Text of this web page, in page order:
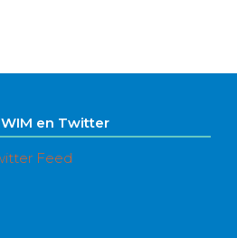
en Twitter
Feed